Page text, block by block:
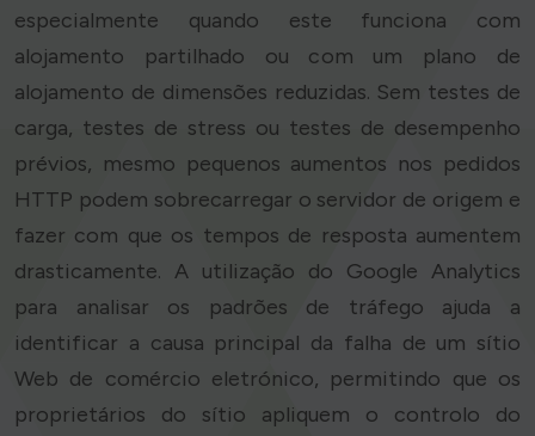
especialmente quando este funciona com
alojamento partilhado ou com um plano de
alojamento de dimensões reduzidas. Sem testes de
carga, testes de stress ou testes de desempenho
prévios, mesmo pequenos aumentos nos pedidos
HTTP podem sobrecarregar o servidor de origem e
fazer com que os tempos de resposta aumentem
drasticamente. A utilização do Google Analytics
para analisar os padrões de tráfego ajuda a
identificar a causa principal da falha de um sítio
Web de comércio eletrónico, permitindo que os
proprietários do sítio apliquem o controlo do